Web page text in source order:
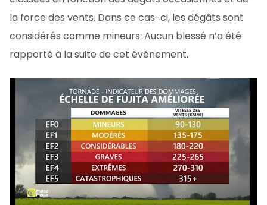
la force des vents. Dans ce cas-ci, les dégâts sont
considérés comme mineurs. Aucun blessé n’a été
rapporté à la suite de cet événement.